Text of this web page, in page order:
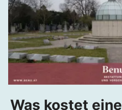
Was kostet eine